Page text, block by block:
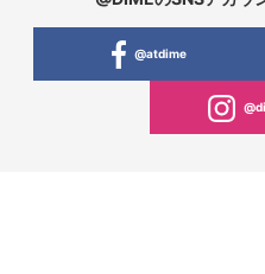
@atdime